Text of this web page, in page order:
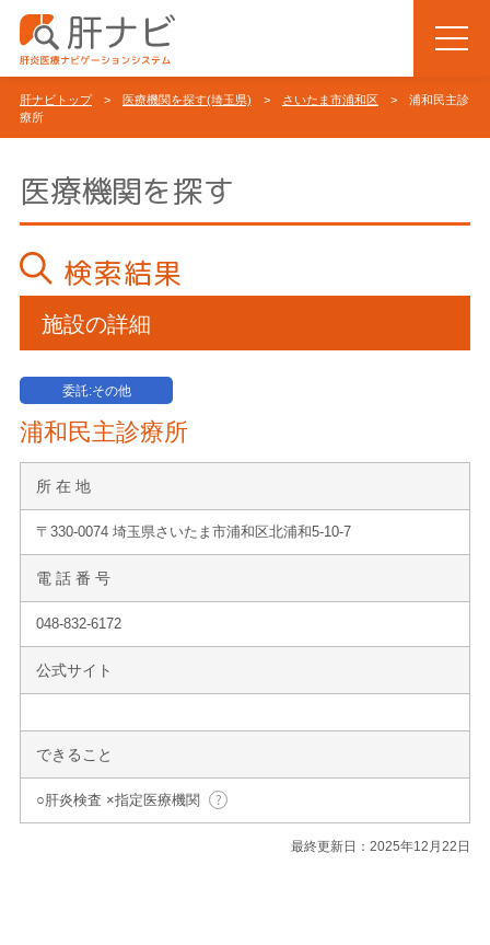
肝ナビトップ> 医療機関を探す(埼玉県) > さいたま市浦和区 > 浦和民主診
療所
医療機関を探す
検索結果
施設の詳細
委託:その他
浦和民主診療所
所 在 地
〒330-0074 埼玉県さいたま市浦和区北浦和5-10-7
電 話 番 号
048-832-6172
公式サイト
できること
○肝炎検査 ×指定医療機関
最終更新日：2025年12月22日